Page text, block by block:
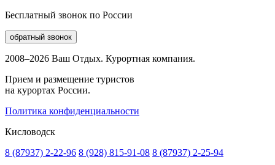
Бесплатный звонок по России
обратный звонок
2008–2026 Ваш Отдых. Курортная компания.
Прием и размещение туристов
на курортах России.
Политика конфиденциальности
Кисловодск
8 (87937) 2-22-96 8 (928) 815-91-08 8 (87937) 2-25-94